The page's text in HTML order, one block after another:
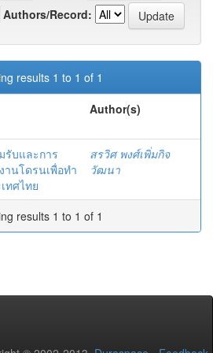
Authors/Record:
results 1 to 1 of 1
Author(s)
รับและการ
านโดรนเพื่อทำ
ทศไทย
สรวิศ พงศ์เพิ่มกิจ
วัฒนา
results 1 to 1 of 1